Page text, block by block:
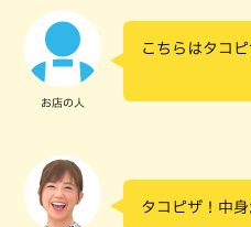
お店の人
こちらはタコ
タコピザ！中